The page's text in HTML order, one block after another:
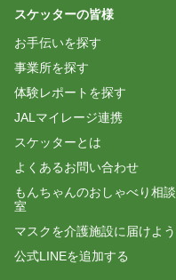
スケッターの皆様
お手伝いを探す
事業所を探す
体験レポートを探す
JALマイレージ連携
スケッターとは
よくあるお問い合わせ
もんちゃんのおしゃべり相談
室
マスクを介護施設に届けよう
公式LINEを追加する